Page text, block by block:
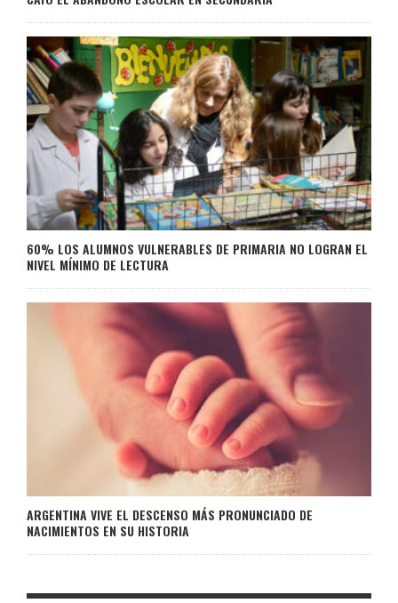
60% LOS ALUMNOS VULNERABLES DE PRIMARIA NO LOGRAN EL
NIVEL MÍNIMO DE LECTURA
ARGENTINA VIVE EL DESCENSO MÁS PRONUNCIADO DE
NACIMIENTOS EN SU HISTORIA